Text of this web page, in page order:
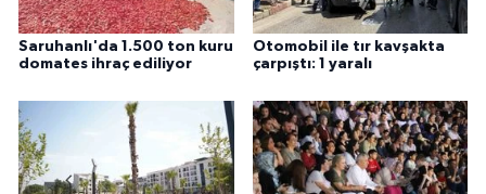
Saruhanlı'da 1.500 ton kuru
domates ihraç ediliyor
Otomobil ile tır kavşakta
çarpıştı: 1 yaralı